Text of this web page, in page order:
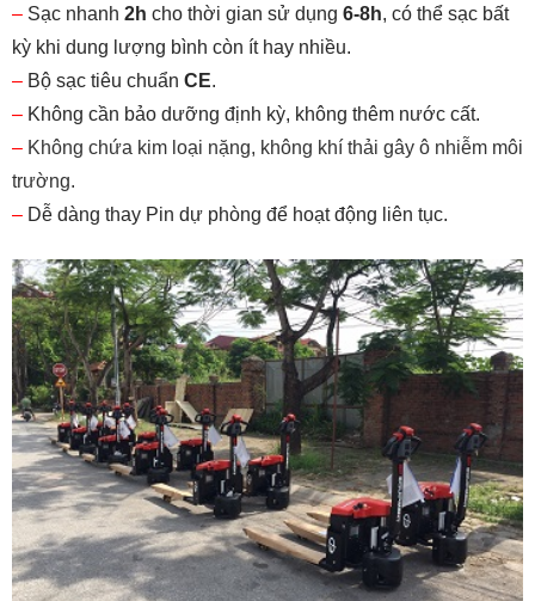
– Sạc nhanh 2h cho thời gian sử dụng 6-8h, có thể sạc bất
kỳ khi dung lượng bình còn ít hay nhiều.
– Bộ sạc tiêu chuẩn CE.
– Không cần bảo dưỡng định kỳ, không thêm nước cất.
– Không chứa kim loại nặng, không khí thải gây ô nhiễm môi
trường.
– Dễ dàng thay Pin dự phòng để hoạt động liên tục.